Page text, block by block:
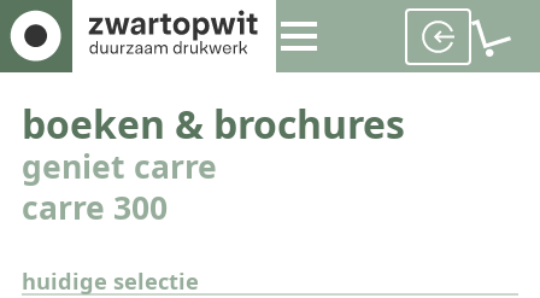
boeken & brochures
geniet carre
carre 300
huidige selectie